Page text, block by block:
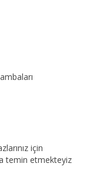
için
temin etmekteyiz